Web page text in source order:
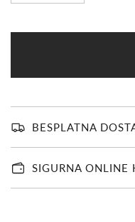
BESPLATNA
SIGURNA ONLINE